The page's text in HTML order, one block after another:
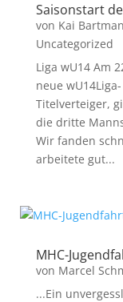
Saisonstart
von Kai
Uncategorized
Liga wU14 Am
neue
Titelverteiger,
die dritte
Wir fanden
arbeitete gut...
MHC-
von Marcel
...Ein